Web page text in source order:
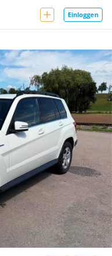
Einloggen